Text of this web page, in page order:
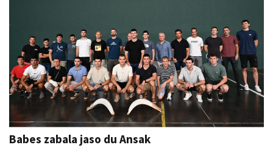
Babes zabala jaso du Ansak